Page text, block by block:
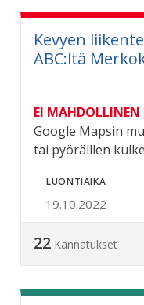
Kevyen
ABC:ltä
EI MAHDOLLINEN
Google Mapsin
tai pyöräillen
LUONTIAIKA
19.10.2022
22 Kannatukset